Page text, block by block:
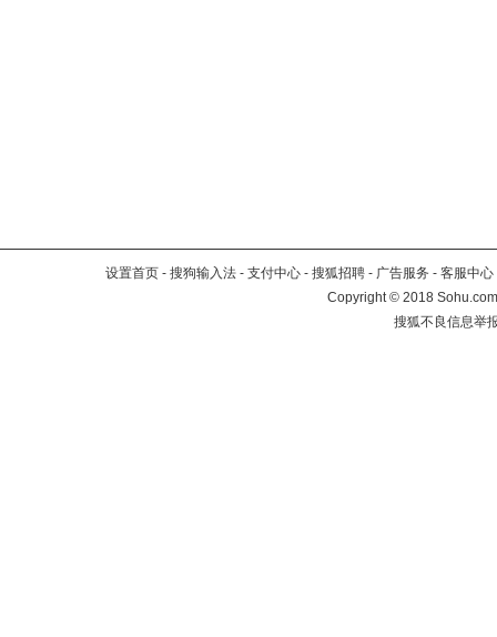
设置首页 - 搜狗输入法 - 支付中心 - 搜狐招聘 - 广告服务 - 客服中心
Copyright©2018
搜狐不良信息举